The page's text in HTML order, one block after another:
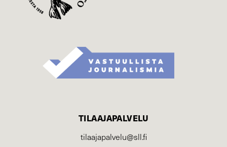
TILAAJAPALVELU
tilaajapalvelu@sll.fi